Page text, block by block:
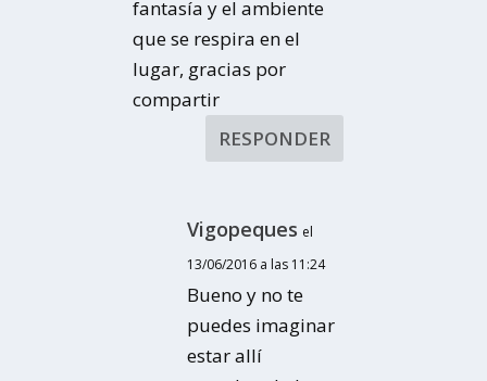
fantasía y el ambiente
que se respira en el
lugar, gracias por
compartir
RESPONDER
Vigopeques el
13/06/2016 a las 11:24
Bueno y no te
puedes imaginar
estar allí